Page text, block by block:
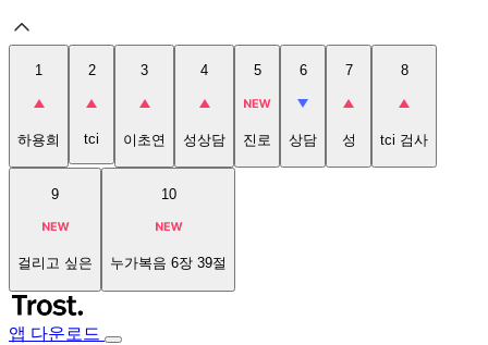
1
하용희
2
tci
3
이초연
4
성상담
5
진로
6
상담
7
성
8
tci 검사
9
걸리고 싶은
10
누가복음 6장 39절
앱 다운로드